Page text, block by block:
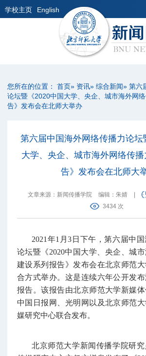
学校主页 English
您所在的位置： 首页» 资讯» 综合新闻» 第六
论坛暨《2020中国大学、央企、城市海外网
告》发布会在北师大举办
第六届中国海外网络传播力论坛
大学、央企、城市海外网络传
告》发布会在北师大
文章来源：新闻传播学院 编辑：朱婧
3434 次
2021年1月3日下午，第六届中
论坛暨《2020中国大学、央企、城
建设系列报告》发布会在北京师范
合方式举办。这是连续六年公开发
报告。该报告由北京师范大学新媒体
中国日报网、光明网以及北京师范
媒研究中心联合发布。
北京师范大学新闻传播学院研